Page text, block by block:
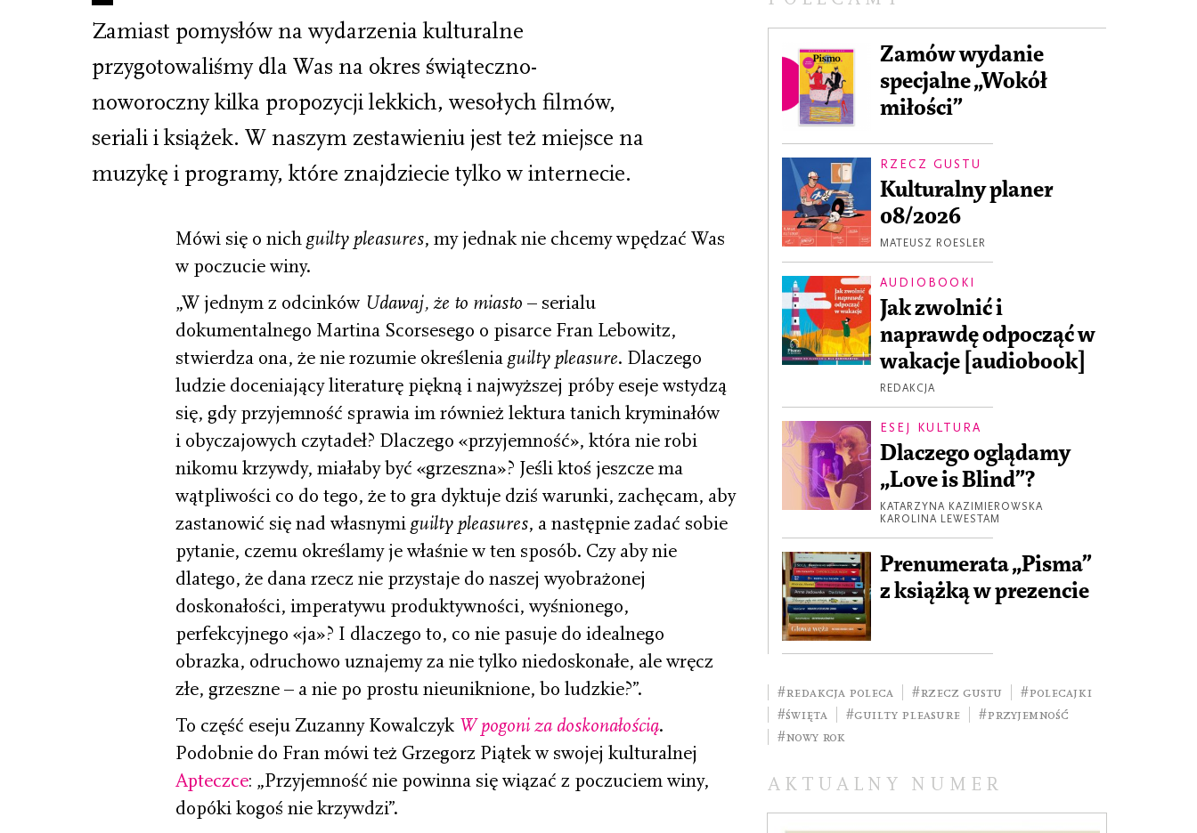
Zamiast pomysłów na wydarzenia kulturalne
przygotowaliśmy dla Was na okres świąteczno-
noworoczny kilka propozycji lekkich, wesołych filmów,
seriali i książek. W naszym zestawieniu jest też miejsce na
muzykę i programy, które znajdziecie tylko w internecie.
Mówi się o nich guilty pleasures, my jednak nie chcemy wpędzać Was
w poczucie winy.
„W jednym z odcinków Udawaj, że to miasto – serialu
dokumentalnego Martina Scorsesego o pisarce Fran Lebowitz,
stwierdza ona, że nie rozumie określenia guilty pleasure. Dlaczego
ludzie doceniający literaturę piękną i najwyższej próby eseje wstydzą
się, gdy przyjemność sprawia im również lektura tanich kryminałów
i obyczajowych czytadeł? Dlaczego «przyjemność», która nie robi
nikomu krzywdy, miałaby być «grzeszna»? Jeśli ktoś jeszcze ma
wątpliwości co do tego, że to gra dyktuje dziś warunki, zachęcam, aby
zastanowić się nad własnymi guilty pleasures, a następnie zadać sobie
pytanie, czemu określamy je właśnie w ten sposób. Czy aby nie
dlatego, że dana rzecz nie przystaje do naszej wyobrażonej
doskonałości, imperatywu produktywności, wyśnionego,
perfekcyjnego «ja»? I dlaczego to, co nie pasuje do idealnego
obrazka, odruchowo uznajemy za nie tylko niedoskonałe, ale wręcz
złe, grzeszne – a nie po prostu nieuniknione, bo ludzkie?”.
To część eseju Zuzanny Kowalczyk W pogoni za doskonałością.
Podobnie do Fran mówi też Grzegorz Piątek w swojej kulturalnej
Apteczce: „Przyjemność nie powinna się wiązać z poczuciem winy,
dopóki kogoś nie krzywdzi”.
Zamów wydanie
specjalne „Wokół
miłości”
RZECZ GUSTU
Kulturalny planer
08/2026
MATEUSZ ROESLER
AUDIOBOOKI
Jak zwolnić i
naprawdę odpocząć w
wakacje [audiobook]
REDAKCJA
ESEJ KULTURA
Dlaczego oglądamy
„Love is Blind”?
KATARZYNA KAZIMIEROWSKA
KAROLINA LEWESTAM
Prenumerata „Pisma”
z książką w prezencie
#redakcja poleca #rzecz gustu
#polecajki
#święta
#guilty pleasure
#przyjemność
#nowy rok
AKTUALNY NUMER